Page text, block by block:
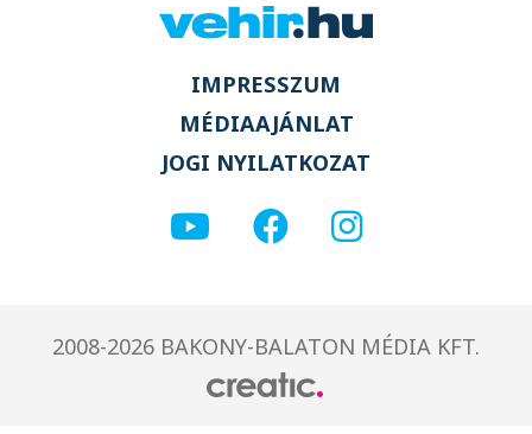
IMPRESSZUM
MÉDIAAJÁNLAT
JOGI NYILATKOZAT
2008-2026 BAKONY-BALATON MÉDIA KFT.